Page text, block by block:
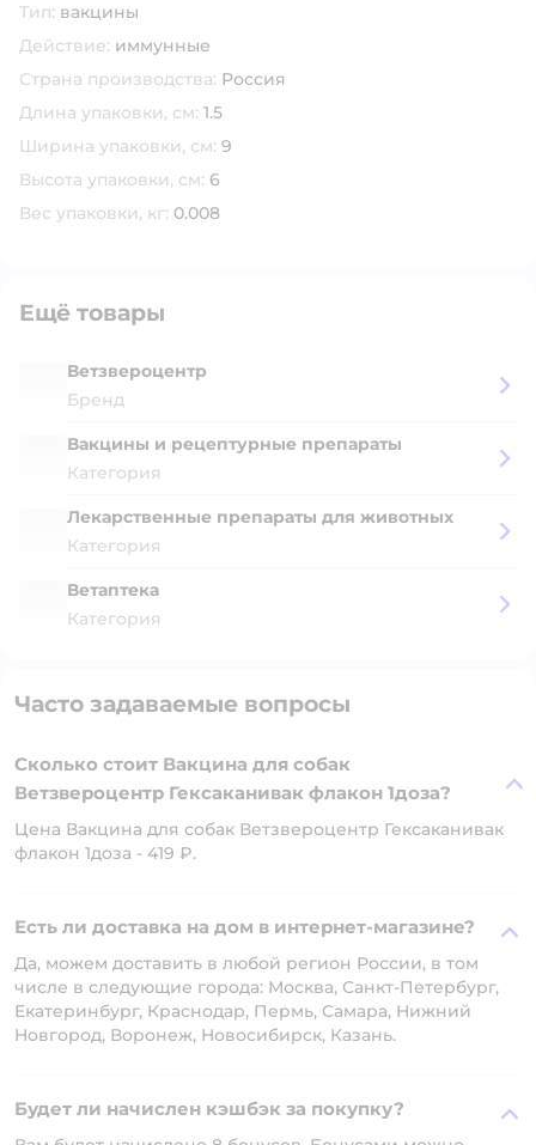
Тип: вакцины
Действие: иммунные
Страна производства: Россия
Длина упаковки, см: 1.5
Ширина упаковки, см: 9
Высота упаковки, см: 6
Вес упаковки, кг: 0.008
Ещё товары
Ветзвероцентр
Бренд
Вакцины и рецептурные препараты
Категория
Лекарственные препараты для животных
Категория
Ветаптека
Категория
Часто задаваемые вопросы
Сколько стоит Вакцина для собак
Ветзвероцентр Гексаканивак флакон 1доза?
Цена Вакцина для собак Ветзвероцентр Гексаканивак
флакон 1доза - 419 ₽.
Есть ли доставка на дом в интернет-магазине?
Да, можем доставить в любой регион России, в том
числе в следующие города: Москва, Санкт-Петербург,
Екатеринбург, Краснодар, Пермь, Самара, Нижний
Новгород, Воронеж, Новосибирск, Казань.
Будет ли начислен кэшбэк за покупку?